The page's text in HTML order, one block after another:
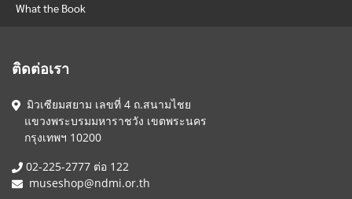
What the Book
ติดต่อเรา
มิวเซียมสยาม เลขที่ 4 ถ.สนามไชย
แขวงพระบรมมหาราชวัง เขตพระนคร
กรุงเทพฯ 10200
02-225-2777 ต่อ 122
museshop@ndmi.or.th